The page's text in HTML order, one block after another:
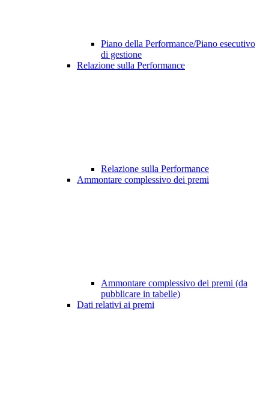
Piano della Performance/Piano esecutivo
di gestione
Relazione sulla Performance
Relazione sulla Performance
Ammontare complessivo dei premi
Ammontare complessivo dei premi (da
pubblicare in tabelle)
Dati relativi ai premi